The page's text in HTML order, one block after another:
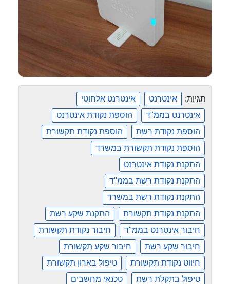
תגיות: אינטרנט
אינטרנט אלחוטי
אינטרנט בממ"ד
הוספת נקודת אינטרנט
הוספת נקודת רשת
הוספת נקודת תקשורת
הוספת נקודת תקשורת במשרד
התקנת נקודת אינטרנט
התקנת נקודת רשת בממ"ד
התקנת נקודת רשת במשרד
התקנת נקודת תקשורת
התקנת שקע רשת
חיבור אינטרנט בממ"ד
חיבור נקודת תקשורת
חיבור שקע רשת
חיבור שקע תקשורת
חיווט נקודת תקשורת
טיפול בארון תקשורת
טיפול בתקלת רשת
טכנאי מחשבים